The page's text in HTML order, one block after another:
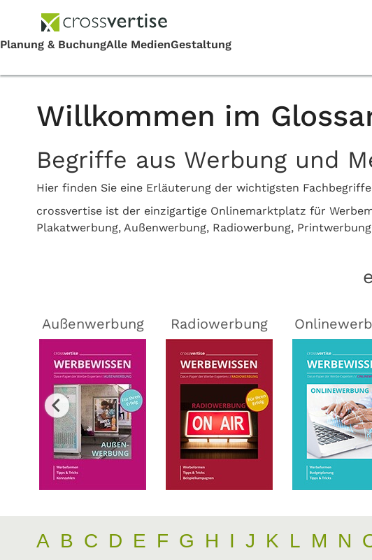
Willkommen im
Begriffe aus Werbung und
Hier finden Sie eine Erläuterung der wichtigsten
crossvertise ist der einzigartige Onlinemarktplatz für
Plakatwerbung, Außenwerbung, Radiowerbung,
Außenwerbung Radiowerbung
A B C D E F G H I J K L M N